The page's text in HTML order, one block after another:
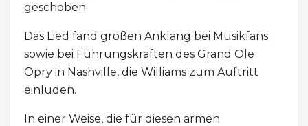
geschoben.
Das Lied fand großen Anklang bei Musikfans
sowie bei Führungskräften des Grand Ole
Opry in Nashville, die Williams zum Auftritt
einluden.
In einer Weise, die für diesen armen